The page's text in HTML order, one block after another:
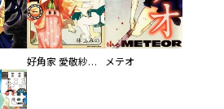
好角家 愛敬紗英 今日の一番 メテオ